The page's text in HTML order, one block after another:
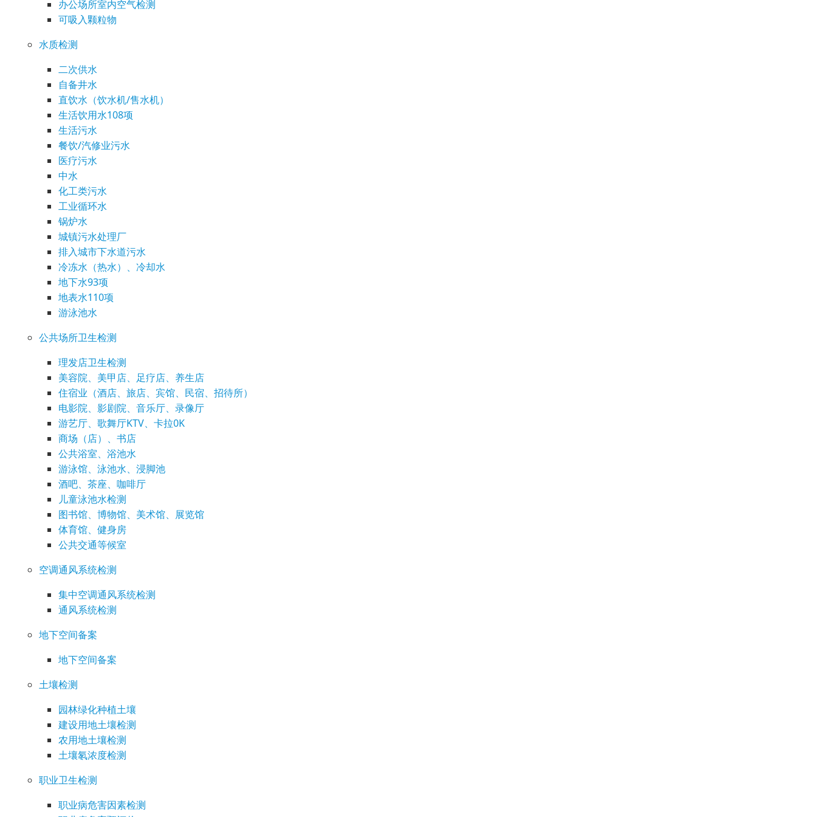
办公场所室内空气检测
可吸入颗粒物
水质检测
二次供水
自备井水
直饮水（饮水机/售水机）
生活饮用水108项
生活污水
餐饮/汽修业污水
医疗污水
中水
化工类污水
工业循环水
锅炉水
城镇污水处理厂
排入城市下水道污水
冷冻水（热水）、冷却水
地下水93项
地表水110项
游泳池水
公共场所卫生检测
理发店卫生检测
美容院、美甲店、足疗店、养生店
住宿业（酒店、旅店、宾馆、民宿、招待所）
电影院、影剧院、音乐厅、录像厅
游艺厅、歌舞厅KTV、卡拉0K
商场（店）、书店
公共浴室、浴池水
游泳馆、泳池水、浸脚池
酒吧、茶座、咖啡厅
儿童泳池水检测
图书馆、博物馆、美术馆、展览馆
体育馆、健身房
公共交通等候室
空调通风系统检测
集中空调通风系统检测
通风系统检测
地下空间备案
地下空间备案
土壤检测
园林绿化种植土壤
建设用地土壤检测
农用地土壤检测
土壤氡浓度检测
职业卫生检测
职业病危害因素检测